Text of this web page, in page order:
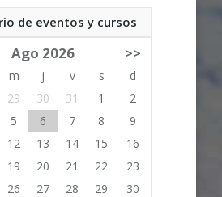
de eventos y cursos
Ago 2026 >>
m j v s
d
29 30 31 1
2
5 6 7 8
9
12 13 14 15
16
19 20 21 22
23
26 27 28 29
30